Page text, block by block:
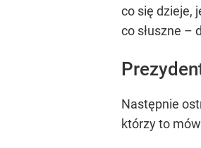
co się dzieje,
co słuszne –
Następnie
którzy to